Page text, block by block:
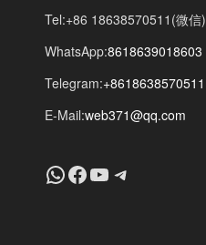
Tel:+86 18638570511(微信)
WhatsApp:8618639018603
Telegram:+8618638570511
E-Mail:web371@qq.com
+8618639018603
Facebook
YouTube
Telegram